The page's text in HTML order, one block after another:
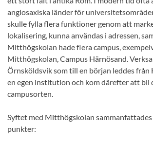
anglosaxiska länder för
skulle fylla flera funktioner genom att
lokalisering, kunna användas i adressen,
Mitthögskolan hade flera campus,
Mitthögskolan, Campus Härnösand.
Örnsköldsvik som till en början leddes från
en egen institution och kom därefter att bli
campusorten.
Syftet med Mitthögskolan
punkter: